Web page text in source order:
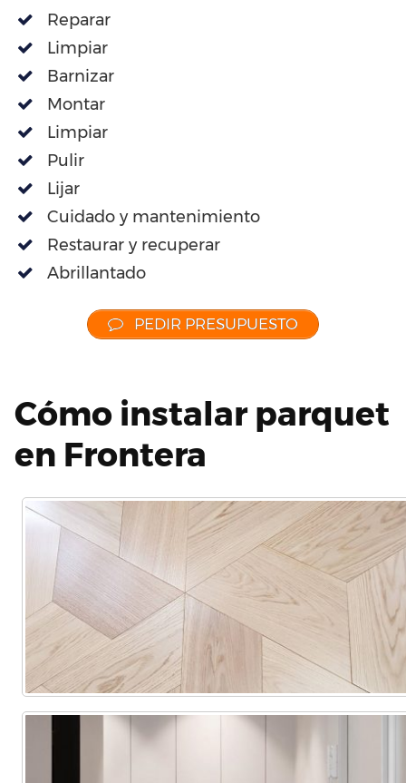
Reparar
Limpiar
Barnizar
Montar
Limpiar
Pulir
Lijar
Cuidado y mantenimiento
Restaurar y recuperar
Abrillantado
PEDIR PRESUPUESTO
Cómo instalar parquet
en Frontera